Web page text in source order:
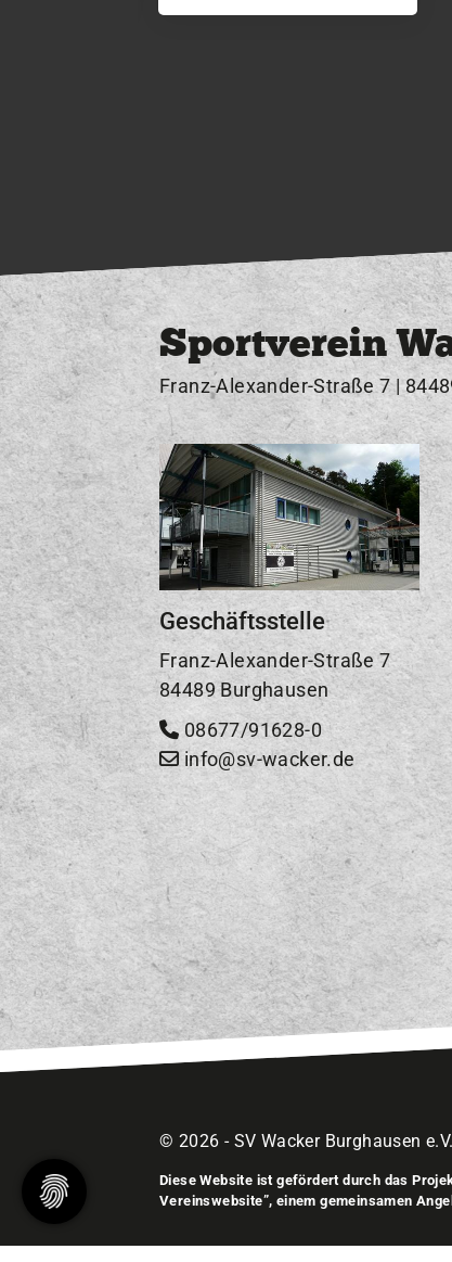
Sportverein
Franz-Alexander-Straße 7 |
Geschäftsstelle
Franz-Alexander-Straße 7
84489 Burghausen
08677/91628-0
info@sv-wacker.de
© 2026 - SV Wacker Burghausen
Diese Website ist gefördert durch das
Vereinswebsite”, einem gemeinsamen